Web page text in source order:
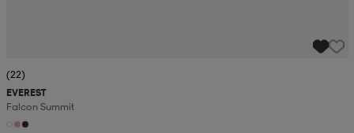
(22)
EVEREST
Falcon Summit